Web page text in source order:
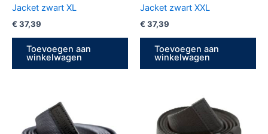
Jacket zwart XL
€ 37,39
Toevoegen aan
winkelwagen
Jacket zwart XXL
€ 37,39
Toevoegen aan
winkelwagen